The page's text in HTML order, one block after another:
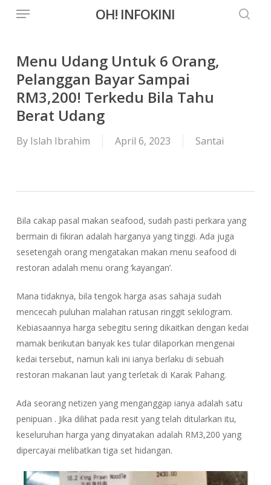
content
OH! INFOKINI
Menu
Menu Udang Untuk 6 Orang,
Pelanggan Bayar Sampai
RM3,200! Terkedu Bila Tahu
Berat Udang
By Islah Ibrahim April 6, 2023 Santai
Bila cakap pasal makan seafood, sudah pasti perkara yang
bermain di fikiran adalah harganya yang tinggi. Ada juga
sesetengah orang mengatakan makan menu seafood di
restoran adalah menu orang ‘kayangan’.
Mana tidaknya, bila tengok harga asas sahaja sudah
mencecah puluhan malahan ratusan ringgit sekilogram.
Kebiasaannya harga sebegitu sering dikaitkan dengan kedai
mamak berikutan banyak kes tular dilaporkan mengenai
kedai tersebut, namun kali ini ianya berlaku di sebuah
restoran makanan laut yang terletak di Karak Pahang.
Ada seorang netizen yang menganggap ianya adalah satu
penipuan . Jika dilihat pada resit yang telah ditularkan itu,
keseluruhan harga yang dinyatakan adalah RM3,200 yang
dipercayai melibatkan tiga set hidangan.